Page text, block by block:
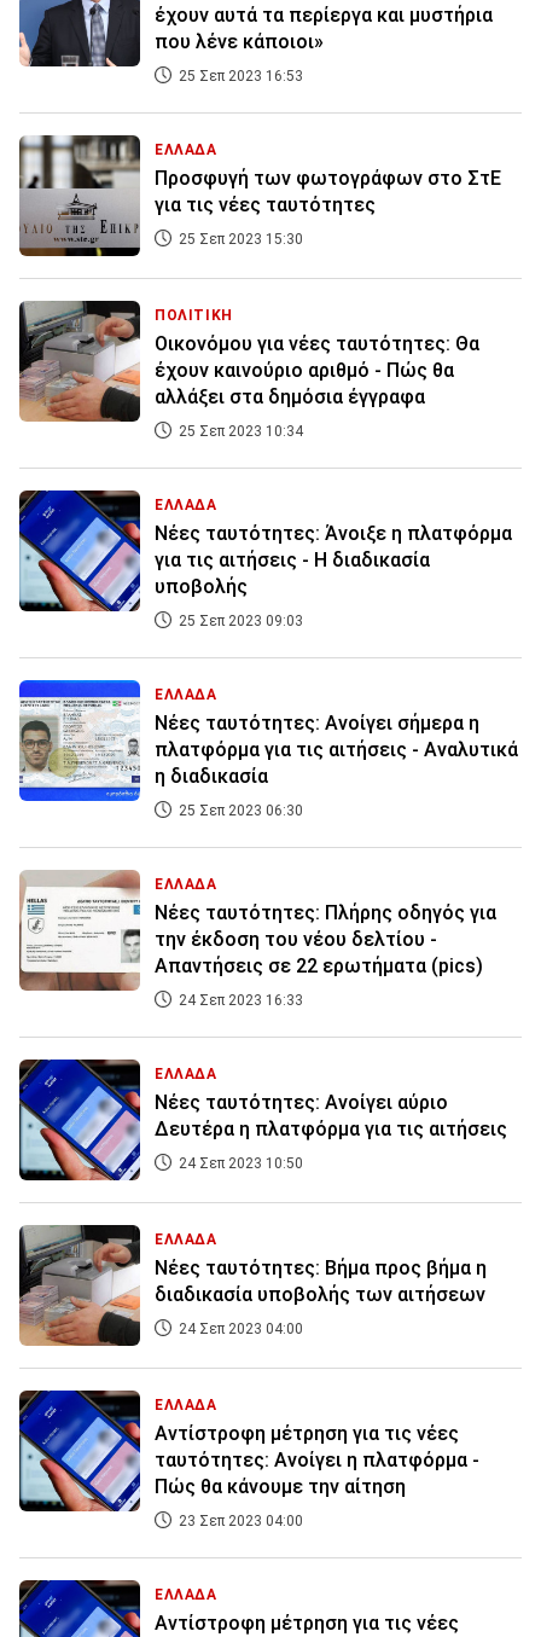
έχουν αυτά τα περίεργα και μυστήρια
που λένε κάποιοι»
25 Σεπ 2023 16:53
ΕΛΛΑΔΑ
Προσφυγή των φωτογράφων στο ΣτΕ
για τις νέες ταυτότητες
25 Σεπ 2023 15:30
ΠΟΛΙΤΙΚΗ
Οικονόμου για νέες ταυτότητες: Θα
έχουν καινούριο αριθμό - Πώς θα
αλλάξει στα δημόσια έγγραφα
25 Σεπ 2023 10:34
ΕΛΛΑΔΑ
Nέες ταυτότητες: Άνοιξε η πλατφόρμα
για τις αιτήσεις - Η διαδικασία
υποβολής
25 Σεπ 2023 09:03
ΕΛΛΑΔΑ
Nέες ταυτότητες: Ανοίγει σήμερα η
πλατφόρμα για τις αιτήσεις - Αναλυτικά
η διαδικασία
25 Σεπ 2023 06:30
ΕΛΛΑΔΑ
Νέες ταυτότητες: Πλήρης οδηγός για
την έκδοση του νέου δελτίου -
Απαντήσεις σε 22 ερωτήματα (pics)
24 Σεπ 2023 16:33
ΕΛΛΑΔΑ
Νέες ταυτότητες: Ανοίγει αύριο
Δευτέρα η πλατφόρμα για τις αιτήσεις
24 Σεπ 2023 10:50
ΕΛΛΑΔΑ
Nέες ταυτότητες: Βήμα προς βήμα η
διαδικασία υποβολής των αιτήσεων
24 Σεπ 2023 04:00
ΕΛΛΑΔΑ
Αντίστροφη μέτρηση για τις νέες
ταυτότητες: Ανοίγει η πλατφόρμα -
Πώς θα κάνουμε την αίτηση
23 Σεπ 2023 04:00
ΕΛΛΑΔΑ
Αντίστροφη μέτρηση για τις νέες